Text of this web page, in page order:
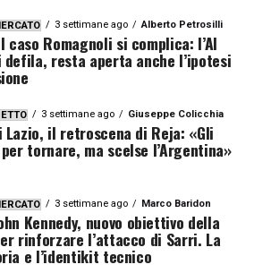
3 settimane ago Alberto Petrosilli
caso Romagnoli si complica: l’Al
defila, resta aperta anche l’ipotesi
3 settimane ago Giuseppe Colicchia
Lazio, il retroscena di Reja: «Gli
tornare, ma scelse l’Argentina»
3 settimane ago Marco Baridon
Kennedy, nuovo obiettivo della
rinforzare l’attacco di Sarri. La
e l’identikit tecnico